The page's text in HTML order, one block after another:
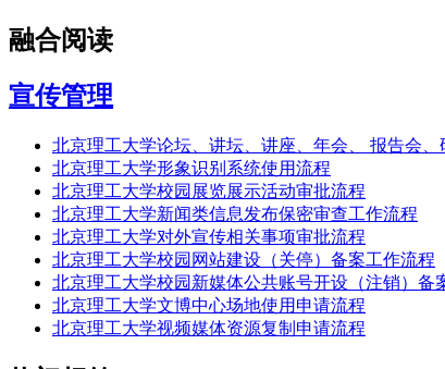
融合阅读
宣传管理
北京理工大学论坛、讲坛、讲座、年会、 报告会、
北京理工大学形象识别系统使用流程
北京理工大学校园展览展示活动审批流程
北京理工大学新闻类信息发布保密审查工作流程
北京理工大学对外宣传相关事项审批流程
北京理工大学校园网站建设（关停）备案工作流程
北京理工大学校园新媒体公共账号开设（注销）备
北京理工大学文博中心场地使用申请流程
北京理工大学视频媒体资源复制申请流程